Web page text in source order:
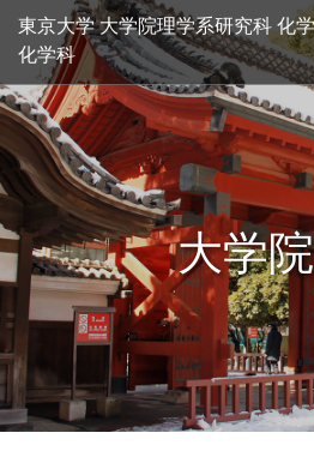
東京大学 大学院理学系研究科 化
化学科
大学